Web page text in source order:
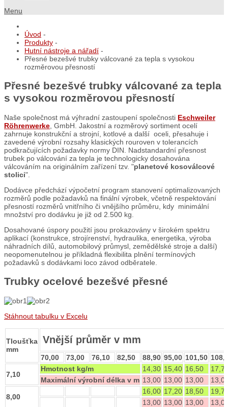
Menu
Úvod -
Produkty -
Hutní nástroje a nářadí -
Přesné bezešvé trubky válcované za tepla s vysokou
rozměrovou přesností
Přesné bezešvé trubky válcované za tepla
s vysokou rozměrovou přesností
Naše společnost má výhradní zastoupení společnosti Eschweiler
Röhrenwerke , GmbH. Jakostní a rozměrový sortiment ocelí
zahrnuje konstrukční a strojní, kotlové a další oceli, přesahuje i
zavedené výrobní rozsahy klasických rouroven v tolerancích
podkračujících požadavky normy DIN. Nadstandardní přesnost
trubek po válcování za tepla je technologicky dosahována
válcováním na originálním zařízení tzv. "planetové kosoválcové
stolici".
Dodávce předchází výpočetní program stanovení optimalizovaných
rozměrů podle požadavků na finální výrobek, včetně respektování
přesností rozměrů vnitřního či vnějšího průměru, kdy minimální
množství pro dodávku je již od 2.500 kg.
Dosahované úspory použití jsou prokazovány v širokém spektru
aplikací (konstrukce, strojírenství, hydraulika, energetika, výroba
náhradních dílů, automobilový průmysl, zemědělské stroje a další)
neopomenutelnou je příkladná flexibilita plnění termínových
požadavků s dodávkami loco závod odběratele.
Trubky ocelové bezešvé přesné
Stáhnout tabulku v Excelu
Tloušťka
mm
Vnější průměr v mm
70,00 73,00 76,10 82,50 88,90 95,00 101,50
7,10
Hmotnost kg/m 14,30 15,40 16,50
Maximální výrobní délka v m 13,00 13,00 13,00
8,00
16,00 17,20 18,50
13,00 13,00 13,00